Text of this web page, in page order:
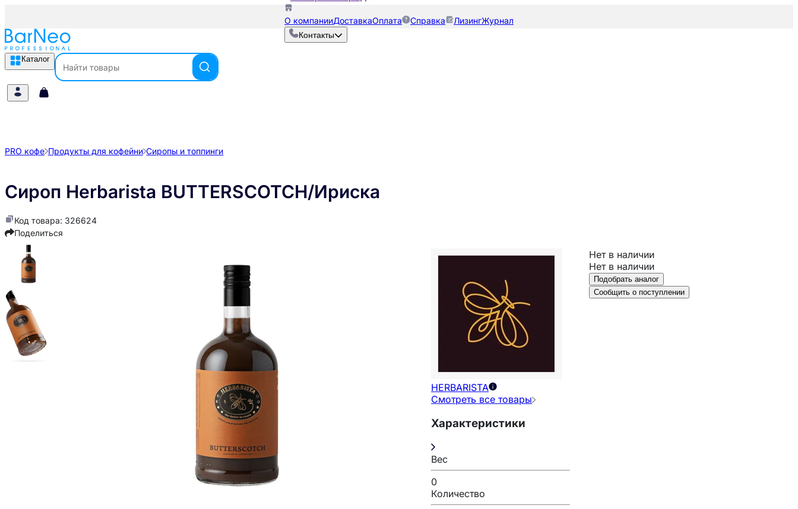
О компанииДоставкаОплата Справка ЛизингЖурнал
Контакты
Каталог
PRO кофе Продукты для кофейни Сиропы и топпинги
Сироп Herbarista BUTTERSCOTCH/Ириска
Код товара: 326624
Поделиться
HERBARISTA
Смотреть все товары
Характеристики
Вес
0
Количество
Нет в наличии
Нет в наличии
Подобрать аналог
Сообщить о поступлении